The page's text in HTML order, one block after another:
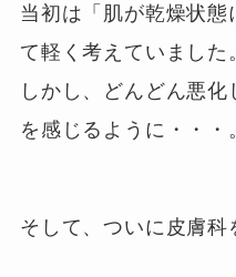
当初は「肌が乾燥状
て軽く考えていました
しかし、どんどん悪
を感じるように・・・
そして、ついに皮膚科